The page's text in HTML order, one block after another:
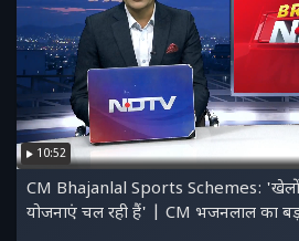
10:52
CM Bhajanlal Sports Schemes:
योजनाएं चल रही हैं' | CM भजनलाल का